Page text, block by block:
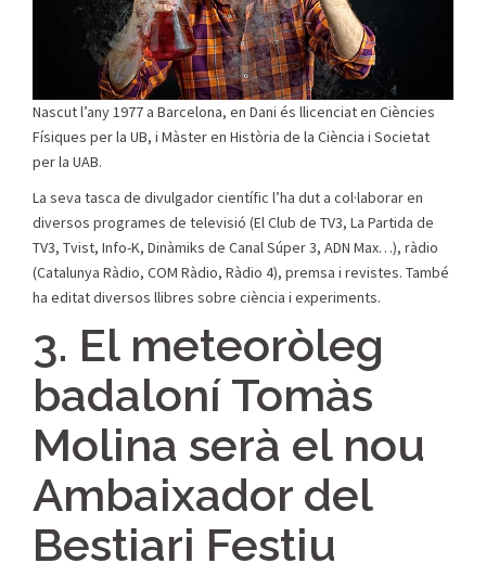
Nascut l’any 1977 a Barcelona, en Dani és llicenciat en Ciències
Físiques per la UB, i Màster en Història de la Ciència i Societat
per la UAB.
La seva tasca de divulgador científic l’ha dut a col·laborar en
diversos programes de televisió (El Club de TV3, La Partida de
TV3, Tvist, Info-K, Dinàmiks de Canal Súper 3, ADN Max…), ràdio
(Catalunya Ràdio, COM Ràdio, Ràdio 4), premsa i revistes. També
ha editat diversos llibres sobre ciència i experiments.
3. El meteoròleg
badaloní Tomàs
Molina serà el nou
Ambaixador del
Bestiari Festiu